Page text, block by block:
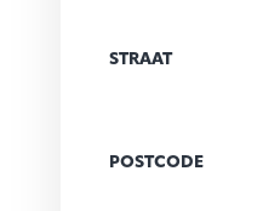
STRAAT
POSTCODE